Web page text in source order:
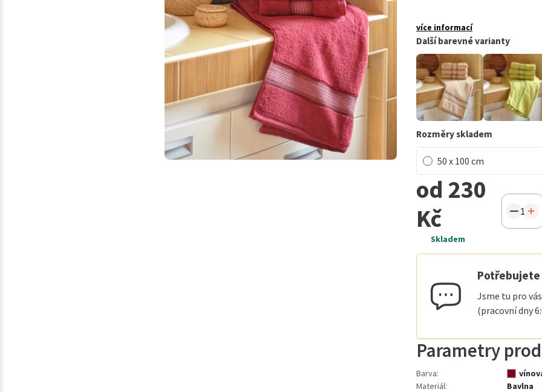
více informací
Další barevné varianty
Rozměry skladem
50 x 100 cm
od 230
Kč
Skladem
Potřebujete
Jsme tu pro
(pracovní dny
Parametry
Barva:
Materiál:
Bavlna